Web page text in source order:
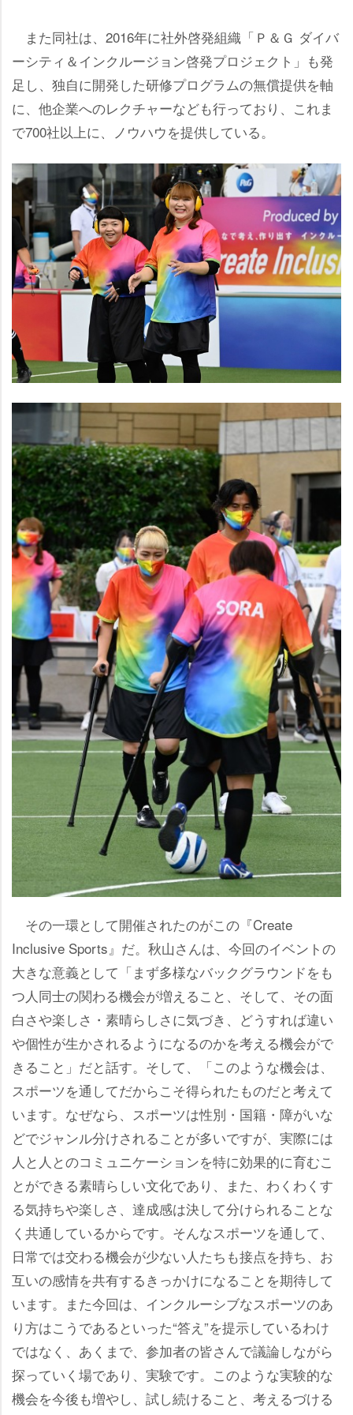
また同社は、2016年に社外啓発組織「Ｐ＆Ｇ ダイバ
ーシティ＆インクルージョン啓発プロジェクト」も発
足し、独自に開発した研修プログラムの無償提供を軸
に、他企業へのレクチャーなども行っており、これま
で700社以上に、ノウハウを提供している。
その一環として開催されたのがこの『Create
Inclusive Sports』だ。秋山さんは、今回のイベントの
大きな意義として「まず多様なバックグラウンドをも
つ人同士の関わる機会が増えること、そして、その面
白さや楽しさ・素晴らしさに気づき、どうすれば違い
個性が生かされるようになるのかを考える機会がで
きること」だと話す。そして、「このような機会は、
スポーツを通してだからこそ得られたものだと考えて
います。なぜなら、スポーツは性別・国籍・障がいな
どでジャンル分けされることが多いですが、実際には
人と人とのコミュニケーションを特に効果的に育むこ
とができる素晴らしい文化であり、また、わくわくす
る気持ちや楽しさ、達成感は決して分けられることな
く共通しているからです。そんなスポーツを通して、
日常では交わる機会が少ない人たちも接点を持ち、お
互いの感情を共有するきっかけになることを期待して
います。また今回は、インクルーシブなスポーツのあ
り方はこうであるといった“答え”を提示しているわけ
ではなく、あくまで、参加者の皆さんで議論しながら
探っていく場であり、実験です。このような実験的な
機会を今後も増やし、試し続けること、考えるづける